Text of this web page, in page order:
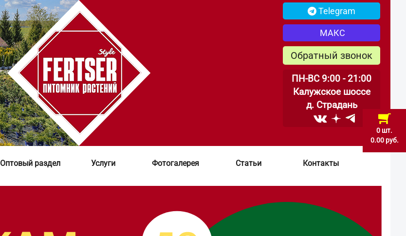
0 шт.
0.00 руб.
Telegram
МАКС
Обратный звонок
ПН-ВС 9:00 - 21:00
Калужское шоссе
д. Страдань
Оптовый раздел Услуги Фотогалерея Статьи Контакты